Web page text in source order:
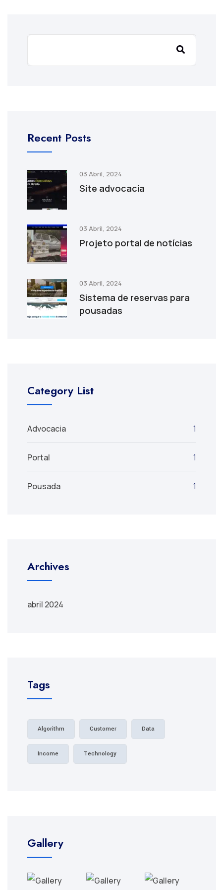
Recent Posts
03 Abril, 2024
Site advocacia
03 Abril, 2024
Projeto portal de notícias
03 Abril, 2024
Sistema de reservas para
pousadas
Category List
Advocacia 1
Portal 1
Pousada 1
Archives
abril 2024
Tags
Algorithm Customer Data
Income Technology
Gallery